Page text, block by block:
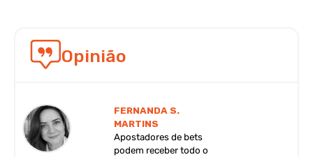
Opinião
FERNANDA S.
MARTINS
Apostadores de bets
podem receber todo o